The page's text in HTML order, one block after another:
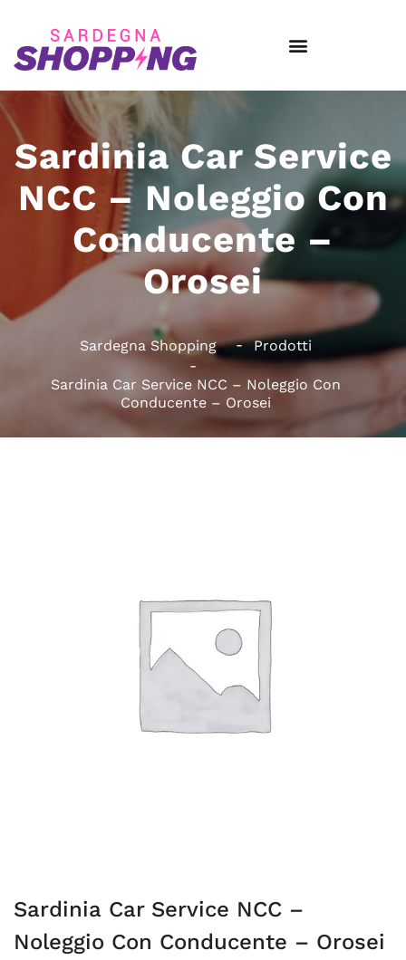
Sardinia Car Service
NCC – Noleggio Con
Conducente –
Orosei
Sardegna Shopping Prodotti
Sardinia Car Service NCC – Noleggio Con
Conducente – Orosei
Sardinia Car Service NCC –
Noleggio Con Conducente – Orosei